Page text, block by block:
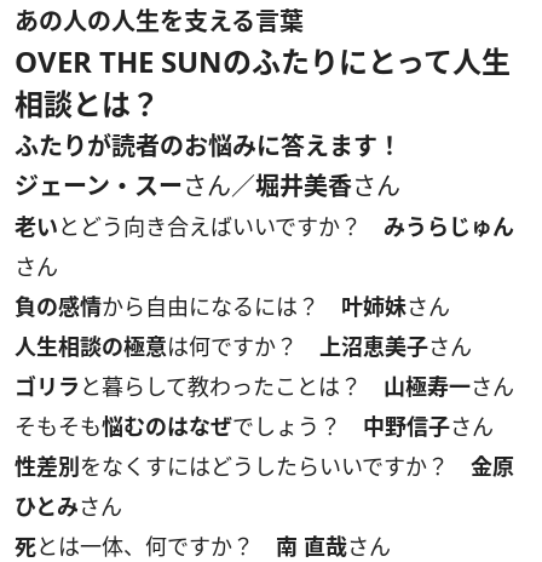
あの人の人生を支える言葉
OVER THE SUNのふたりにとって人生
相談とは？
ふたりが読者のお悩みに答えます！
ジェーン・スーさん／堀井美香さん
老いとどう向き合えばいいですか？ みうらじゅん
さん
負の感情から自由になるには？ 叶姉妹さん
人生相談の極意は何ですか？ 上沼恵美子さん
ゴリラ と暮らして教わったことは？ 山極寿一さん
そもそも悩むのはなぜでしょう？ 中野信子さん
性差別をなくすにはどうしたらいいですか？ 金原
ひとみさん
死とは一体、何ですか？ 南 直哉さん